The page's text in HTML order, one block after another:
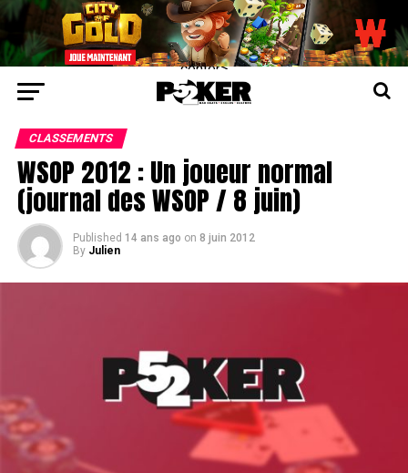
center>
CLASSEMENTS
WSOP 2012 : Un joueur normal
(journal des WSOP / 8 juin)
Published 14 ans ago on 8 juin 2012
By Julien